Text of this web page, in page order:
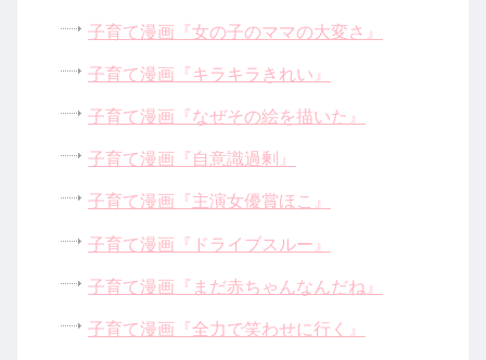
子育て漫画『女の子のママの大変さ』
子育て漫画『キラキラきれい』
子育て漫画『なぜその絵を描いた』
子育て漫画『自意識過剰』
子育て漫画『主演女優賞ほこ』
子育て漫画『ドライブスルー』
子育て漫画『まだ赤ちゃんなんだね』
子育て漫画『全力で笑わせに行く』